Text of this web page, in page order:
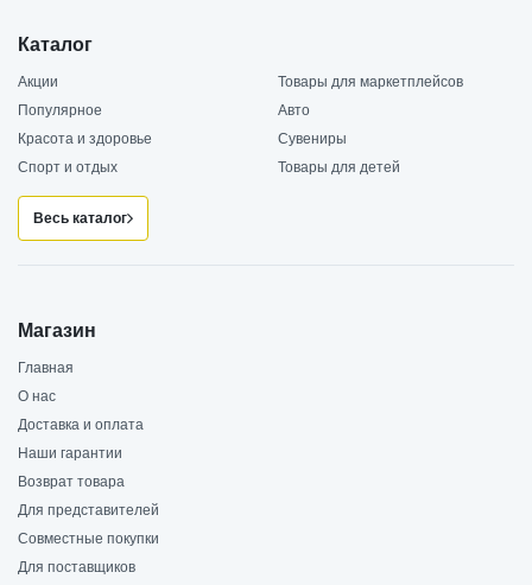
Каталог
Акции
Товары для маркетплейсов
Популярное
Авто
Красота и здоровье
Сувениры
Спорт и отдых
Товары для детей
Весь каталог
Магазин
Главная
О нас
Доставка и оплата
Наши гарантии
Возврат товара
Для представителей
Совместные покупки
Для поставщиков